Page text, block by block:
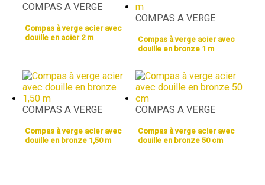
COMPAS A VERGE
Compas à verge acier avec
douille en acier 2 m
COMPAS A VERGE
Compas à verge acier avec
douille en bronze 1 m
COMPAS A VERGE
Compas à verge acier avec
douille en bronze 1,50 m
COMPAS A VERGE
Compas à verge acier avec
douille en bronze 50 cm